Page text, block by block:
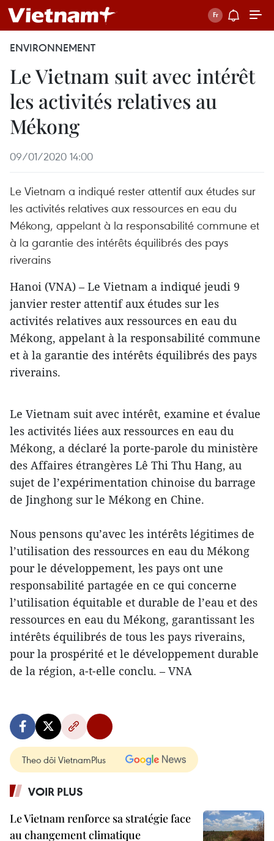
ENVIRONNEMENT
Le Vietnam suit avec intérêt
les activités relatives au
Mékong
09/01/2020 14:00
Le Vietnam a indiqué rester attentif aux études sur
les activités relatives aux ressources en eau du
Mékong, appelant à la responsabilité commune et
à la garantie des intérêts équilibrés des pays
riverains
Hanoi (VNA) – Le Vietnam a indiqué jeudi 9
janvier rester attentif aux études sur les
activités relatives aux ressources en eau du
Mékong, appelant à la responsabilité commune
et à la garantie des intérêts équilibrés des pays
riverains.
Le Vietnam suit avec intérêt, examine et évalue
les activités liées aux ressources en eau du
Mékong, a déclaré la porte-parole du ministère
des Affaires étrangères Lê Thi Thu Hang, au
sujet de l’expérimentation chinoise du barrage
de Jinghong sur le Mékong en Chine.
Nous pensons qu’avec les intérêts légitimes de
l’utilisation des ressources en eau du Mékong
pour le développement, les pays ont une
responsabilité partagée en ce qui concerne
l’utilisation équitable et durable de l’eau et des
ressources en eau du Mékong, garantissant les
intérêts équilibrés de tous les pays riverains,
pour la prospérité et le développement durable
de la région, a-t-elle conclu. – VNA
Theo dõi VietnamPlus
VOIR PLUS
Le Vietnam renforce sa stratégie face
au changement climatique